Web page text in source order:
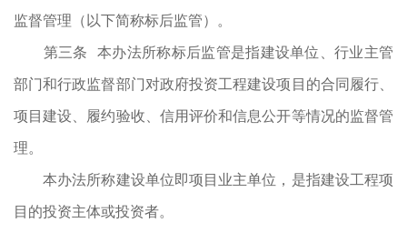
监督管理（以下简称标后监管）。
第三条 本办法所称标后监管是指建设单位、行业主管
部门和行政监督部门对政府投资工程建设项目的合同履行、
项目建设、履约验收、信用评价和信息公开等情况的监督管
理。
本办法所称建设单位即项目业主单位，是指建设工程项
目的投资主体或投资者。